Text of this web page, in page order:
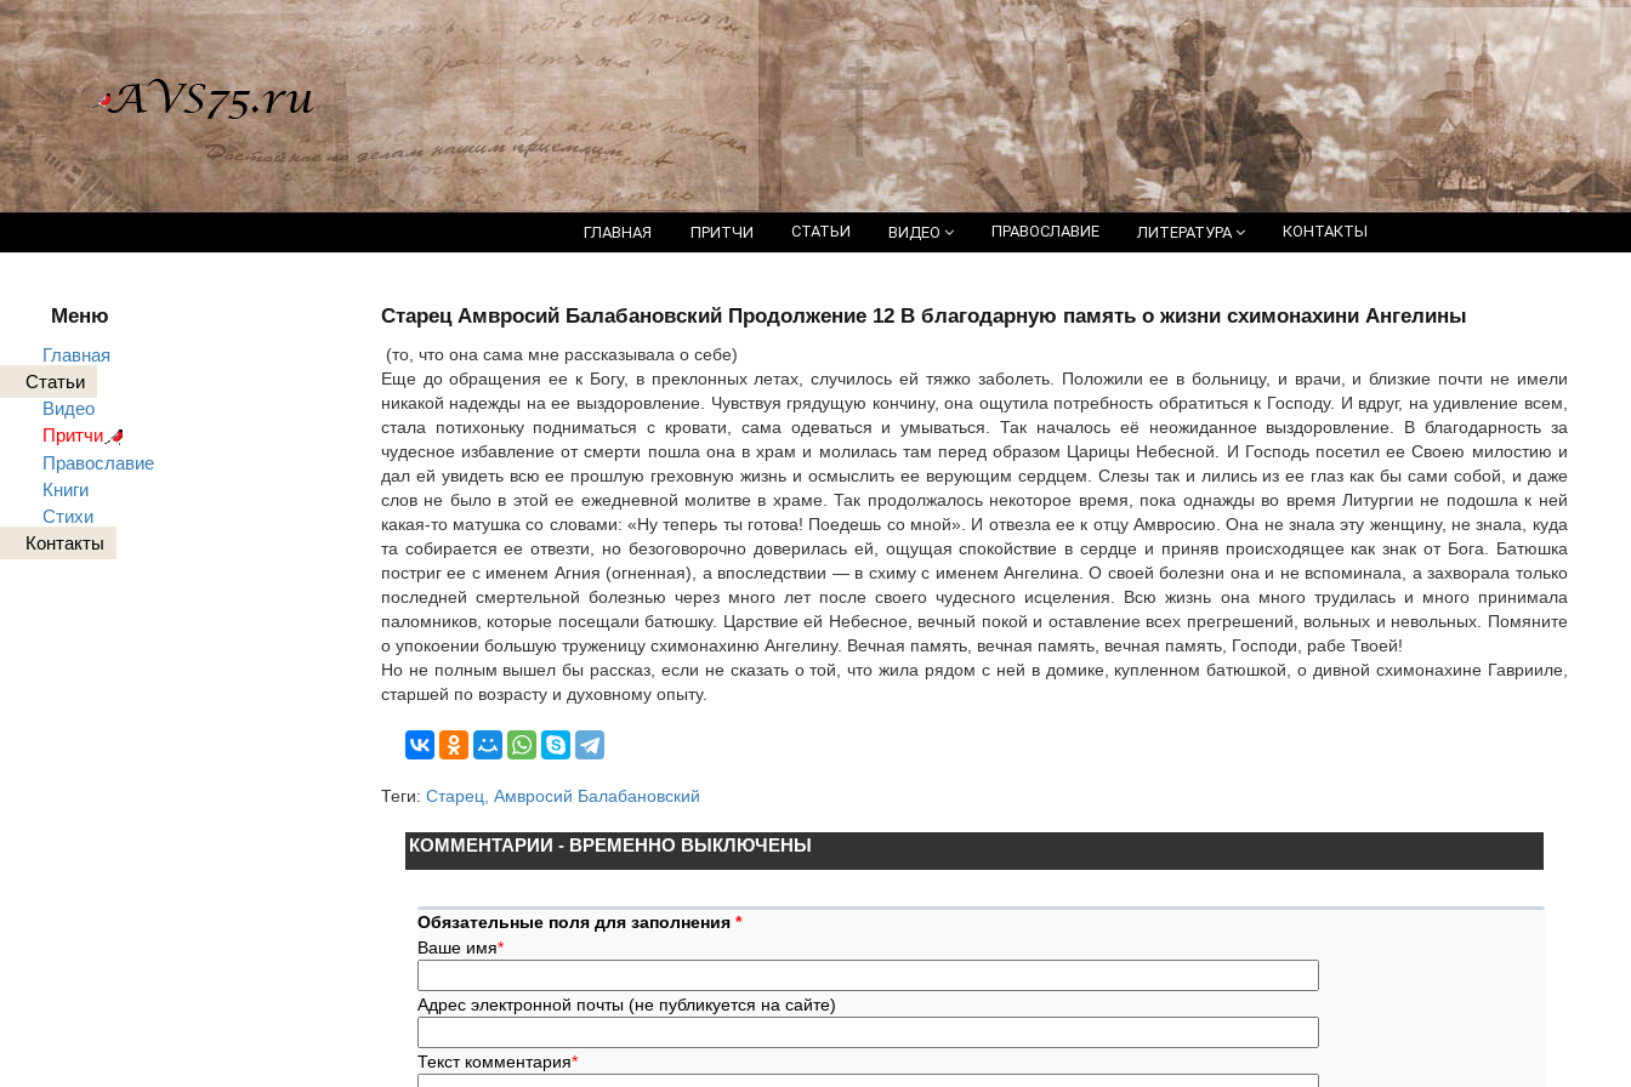
ГЛАВНАЯ ПРИТЧИ СТАТЬИ ВИДЕО ПРАВОСЛАВИЕ ЛИТЕРАТУРА КОНТАКТЫ
Меню
Главная
Статьи
Видео
Притчи
Православие
Книги
Стихи
Контакты
Старец Амвросий Балабановский Продолжение 12 В благодарную память о жизни схимонахини Ангелины
(то, что она сама мне рассказывала о себе)
Еще до обращения ее к Богу, в преклонных летах, случилось ей тяжко заболеть. Положили ее в больницу, и врачи, и близкие почти не имели
никакой надежды на ее выздоровление. Чувствуя грядущую кончину, она ощутила потребность обратиться к Господу. И вдруг, на удивление всем,
стала потихоньку подниматься с кровати, сама одеваться и умываться. Так началось её неожиданное выздоровление. В благодарность за
чудесное избавление от смерти пошла она в храм и молилась там перед образом Царицы Небесной. И Господь посетил ее Своею милостию и
дал ей увидеть всю ее прошлую греховную жизнь и осмыслить ее верующим сердцем. Слезы так и лились из ее глаз как бы сами собой, и даже
слов не было в этой ее ежедневной молитве в храме. Так продолжалось некоторое время, пока однажды во время Литургии не подошла к ней
какая-то матушка со словами: «Ну теперь ты готова! Поедешь со мной». И отвезла ее к отцу Амвросию. Она не знала эту женщину, не знала, куда
та собирается ее отвезти, но безоговорочно доверилась ей, ощущая спокойствие в сердце и приняв происходящее как знак от Бога. Батюшка
постриг ее с именем Агния (огненная), а впоследствии — в схиму с именем Ангелина. О своей болезни она и не вспоминала, а захворала только
последней смертельной болезнью через много лет после своего чудесного исцеления. Всю жизнь она много трудилась и много принимала
паломников, которые посещали батюшку. Царствие ей Небесное, вечный покой и оставление всех прегрешений, вольных и невольных. Помяните
о упокоении большую труженицу схимонахиню Ангелину. Вечная память, вечная память, вечная память, Господи, рабе Твоей!
Но не полным вышел бы рассказ, если не сказать о той, что жила рядом с ней в домике, купленном батюшкой, о дивной схимонахине Гаврииле,
старшей по возрасту и духовному опыту.
Теги: Старец, Амвросий Балабановский
КОММЕНТАРИИ - ВРЕМЕННО ВЫКЛЮЧЕНЫ
Обязательные поля для заполнения *
Ваше имя*
Адрес электронной почты (не публикуется на сайте)
Текст комментария*